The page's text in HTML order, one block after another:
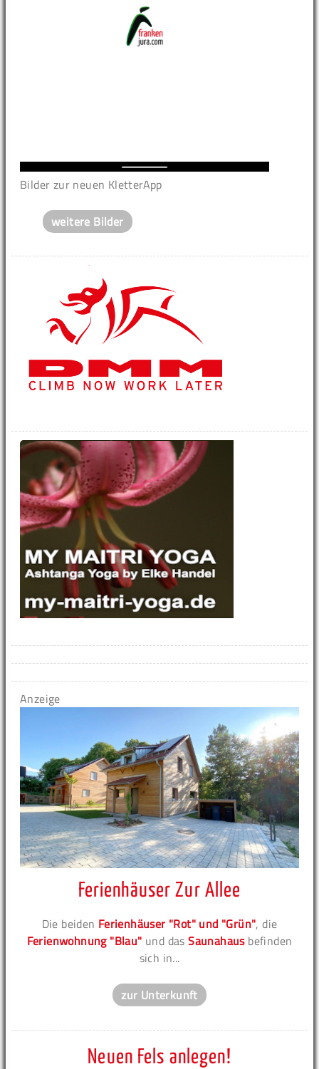
Bilder zur neuen KletterApp
weitere Bilder
Anzeige
Ferienhäuser Zur Allee
Die beiden Ferienhäuser "Rot" und "Grün", die
Ferienwohnung "Blau" und dasSaunahausbefinden
sich in...
zur Unterkunft
Neuen Fels anlegen!